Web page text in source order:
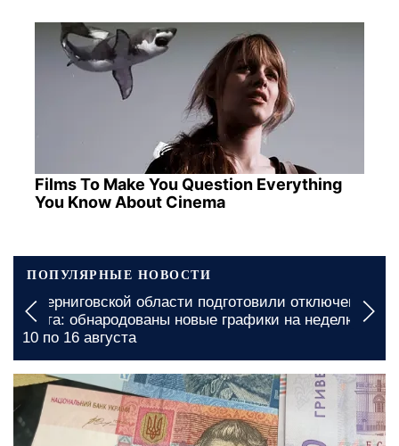
Films To Make You Question Everything
You Know About Cinema
ПОПУЛЯРНЫЕ НОВОСТИ
В Черниговской области подготовили отключение
света: обнародованы новые графики на неделю с
10 по 16 августа
сегодня, 05:30